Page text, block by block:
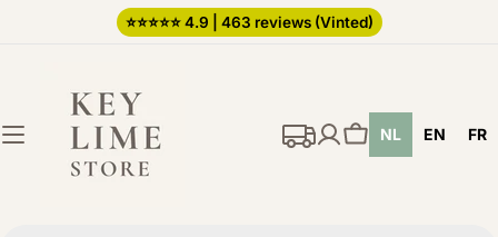
inhoud
⭐️⭐️⭐️⭐️⭐️ 4.9 | 463 reviews (Vinted)
Winkelwagen
NL EN FR